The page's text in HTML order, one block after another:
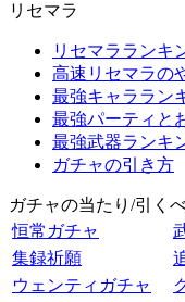
リセマラ
リセマラランキ
高速リセマラの
最強キャララン
最強パーティと
最強武器ランキ
ガチャの引き方
ガチャの当たり/引く
恒常ガチャ
集録祈願
ウェンティガチャ